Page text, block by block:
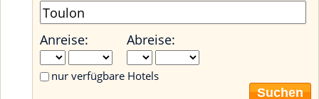
Anreise: Abreise:
nur verfügbare Hotels
Suchen